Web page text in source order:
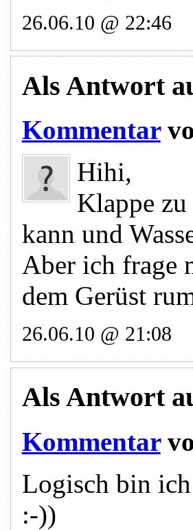
26.06.10 @ 22:46
Als Antwort
Kommentar
Hihi,
Klappe
kann und
Aber ich frage
dem Gerüst
26.06.10 @ 21:08
Als Antwort
Kommentar
Logisch bin
:-))